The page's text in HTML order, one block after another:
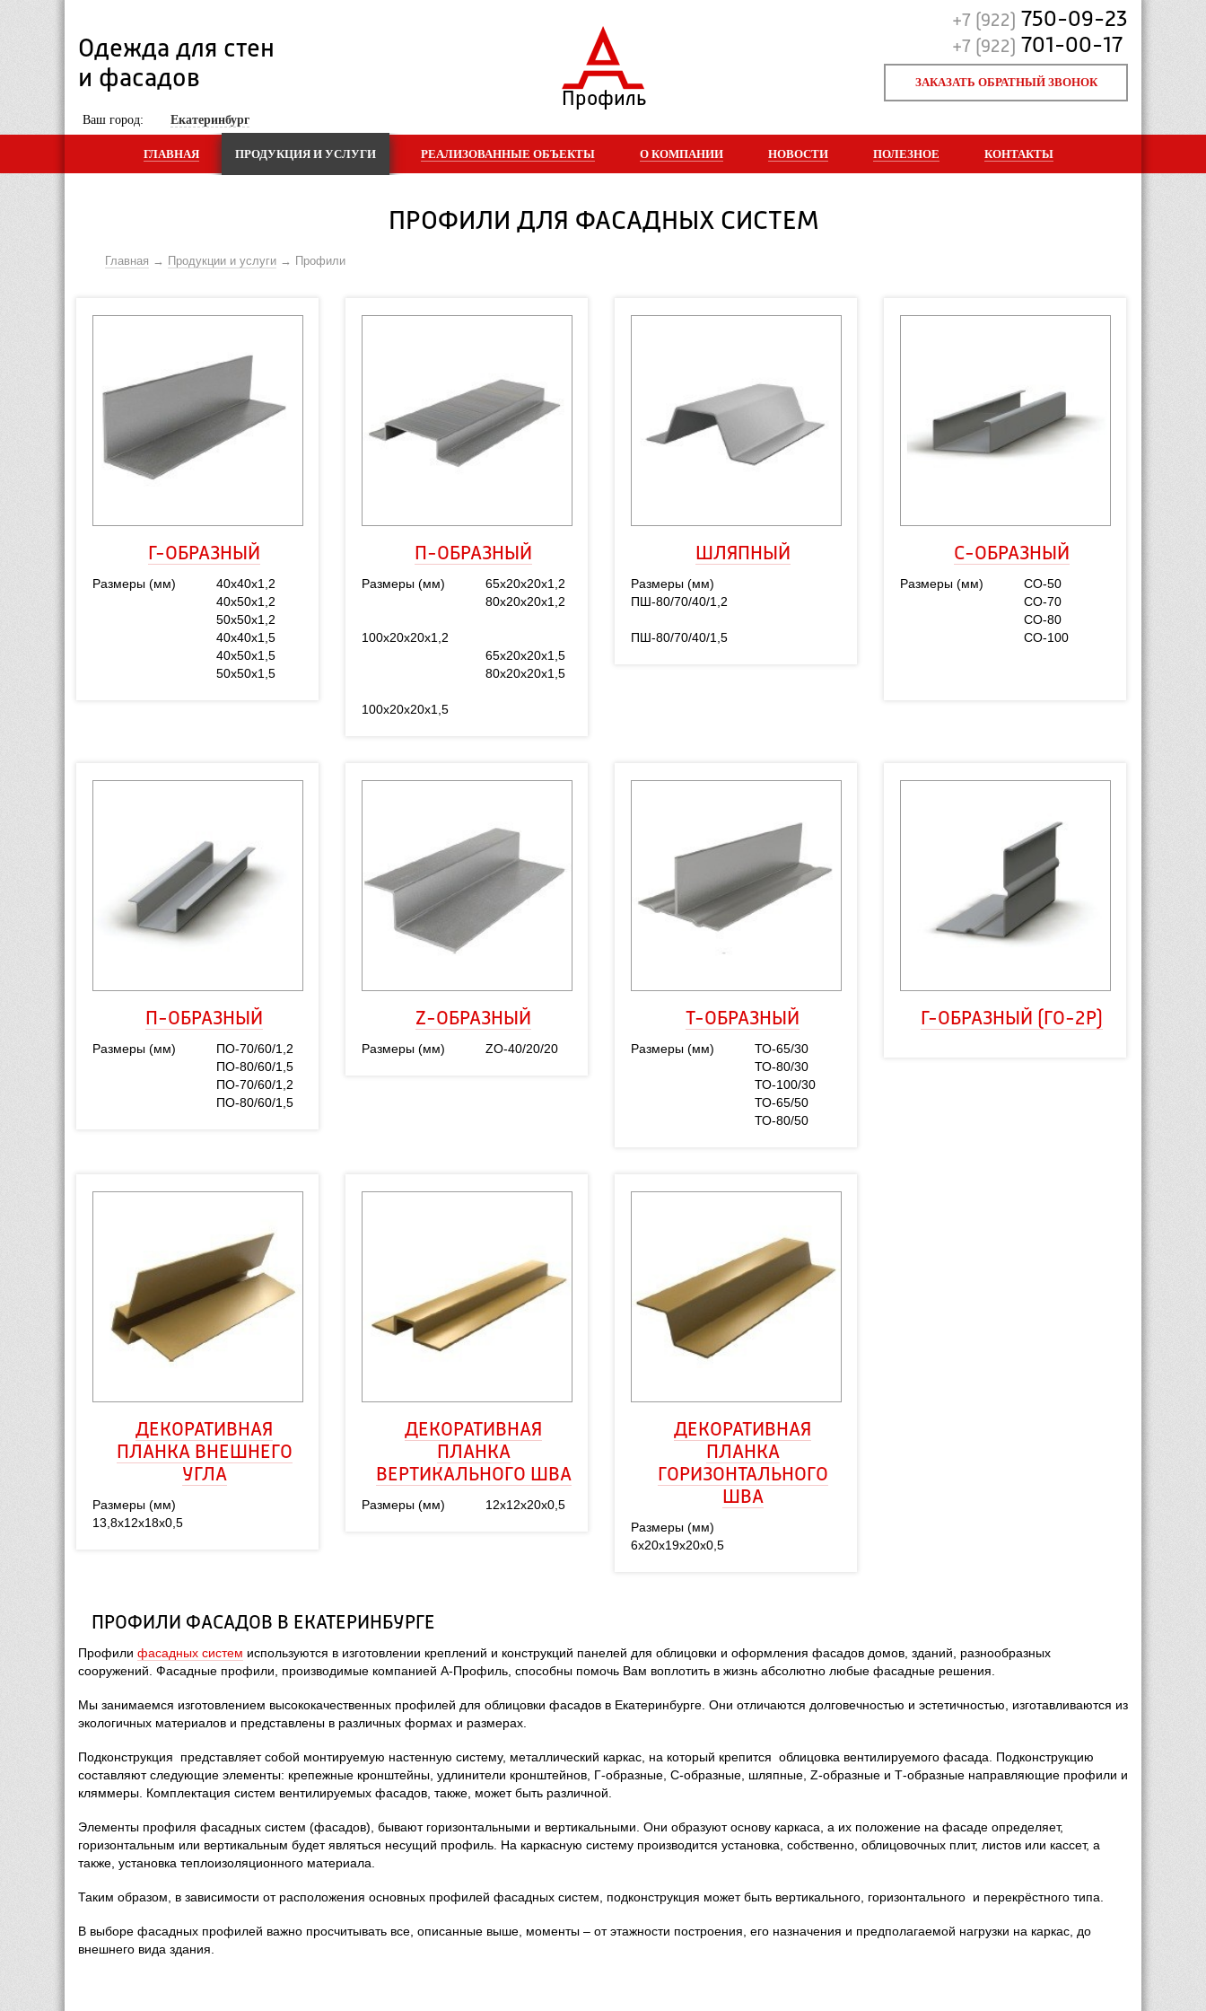
Одежда для стен
и фасадов
Профиль
+7 (922) 750-09-23
+7 (922) 701-00-17
ЗАКАЗАТЬ ОБРАТНЫЙ ЗВОНОК
Ваш город: Екатеринбург
ГЛАВНАЯ ПРОДУКЦИЯ И УСЛУГИ РЕАЛИЗОВАННЫЕ ОБЪЕКТЫ О КОМПАНИИ НОВОСТИ ПОЛЕЗНОЕ КОНТАКТЫ
ПРОФИЛИ ДЛЯ ФАСАДНЫХ СИСТЕМ
Главная Продукции и услуги Профили
Г-ОБРАЗНЫЙ
Размеры (мм)
40x40x1,2
40x50x1,2
50x50x1,2
40x40x1,5
40x50x1,5
50x50x1,5
П-ОБРАЗНЫЙ
Размеры (мм)
65х20х20х1,2
80х20х20х1,2
100х20х20х1,2
65х20х20х1,5
80х20х20х1,5
100х20х20х1,5
ШЛЯПНЫЙ
Размеры (мм)
ПШ-80/70/40/1,2
ПШ-80/70/40/1,5
С-ОБРАЗНЫЙ
Размеры (мм)
СО-50
СО-70
СО-80
СО-100
П-ОБРАЗНЫЙ
Размеры (мм)
ПО-70/60/1,2
ПО-80/60/1,5
ПО-70/60/1,2
ПО-80/60/1,5
Z-ОБРАЗНЫЙ
Размеры (мм) ZO-40/20/20
Т-ОБРАЗНЫЙ
Размеры (мм)
ТО-65/30
ТО-80/30
ТО-100/30
ТО-65/50
ТО-80/50
Г-ОБРАЗНЫЙ (ГО-2Р)
ДЕКОРАТИВНАЯ
ПЛАНКА ВНЕШНЕГО
УГЛА
Размеры (мм)
13,8х12х18х0,5
ДЕКОРАТИВНАЯ
ПЛАНКА
ВЕРТИКАЛЬНОГО ШВА
Размеры (мм) 12х12х20х0,5
ДЕКОРАТИВНАЯ
ПЛАНКА
ГОРИЗОНТАЛЬНОГО
ШВА
Размеры (мм)
6х20х19х20х0,5
ПРОФИЛИ ФАСАДОВ В ЕКАТЕРИНБУРГЕ
Профили фасадных систем используются в изготовлении креплений и конструкций панелей для облицовки и оформления фасадов домов, зданий, разнообразных
сооружений. Фасадные профили, производимые компанией А-Профиль, способны помочь Вам воплотить в жизнь абсолютно любые фасадные решения.
Мы занимаемся изготовлением высококачественных профилей для облицовки фасадов в Екатеринбурге. Они отличаются долговечностью и эстетичностью, изготавливаются из
экологичных материалов и представлены в различных формах и размерах.
Подконструкция представляет собой монтируемую настенную систему, металлический каркас, на который крепится облицовка вентилируемого фасада. Подконструкцию
составляют следующие элементы: крепежные кронштейны, удлинители кронштейнов, Г-образные, С-образные, шляпные, Z-образные и Т-образные направляющие профили и
кляммеры. Комплектация систем вентилируемых фасадов, также, может быть различной.
Элементы профиля фасадных систем (фасадов), бывают горизонтальными и вертикальными. Они образуют основу каркаса, а их положение на фасаде определяет,
горизонтальным или вертикальным будет являться несущий профиль. На каркасную систему производится установка, собственно, облицовочных плит, листов или кассет, а
также, установка теплоизоляционного материала.
Таким образом, в зависимости от расположения основных профилей фасадных систем, подконструкция может быть вертикального, горизонтального и перекрёстного типа.
В выборе фасадных профилей важно просчитывать все, описанные выше, моменты – от этажности построения, его назначения и предполагаемой нагрузки на каркас, до
внешнего вида здания.